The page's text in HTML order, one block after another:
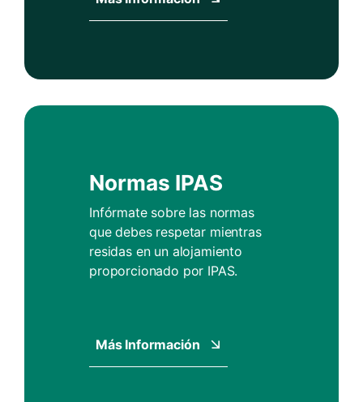
Normas IPAS
Infórmate sobre las normas
que debes respetar mientras
residas en un alojamiento
proporcionado por IPAS.
Más Información